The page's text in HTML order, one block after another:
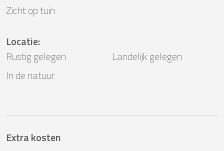
Zicht op tuin
Locatie:
Rustig gelegen
Landelijk gelegen
In de natuur
Extra kosten